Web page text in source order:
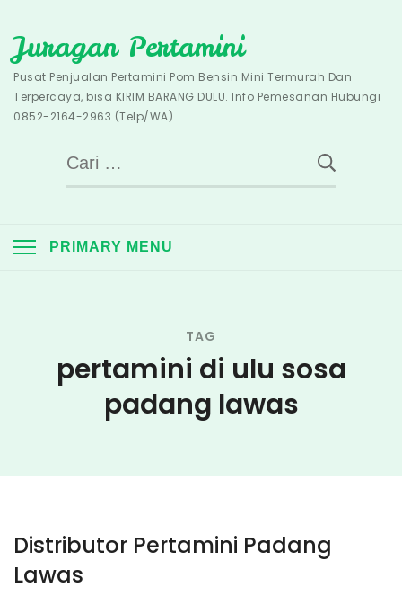
to
content
Juragan Pertamini
Pusat Penjualan Pertamini Pom Bensin Mini Termurah Dan
Terpercaya, bisa KIRIM BARANG DULU. Info Pemesanan Hubungi
0852-2164-2963 (Telp/WA).
Cari
untuk:
PRIMARY MENU
TAG
pertamini di ulu sosa
padang lawas
Distributor Pertamini Padang
Lawas